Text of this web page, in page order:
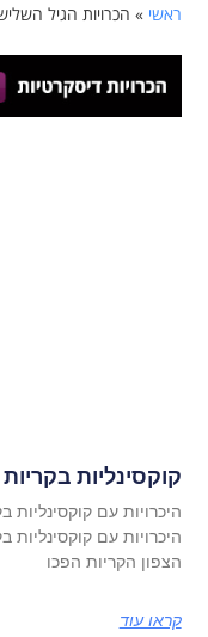
ראשי » הכרויות הגיל
קוקסינליות בקריות
היכרויות עם קוקסינליות
הצפון הקריות הפכו
קראו עוד